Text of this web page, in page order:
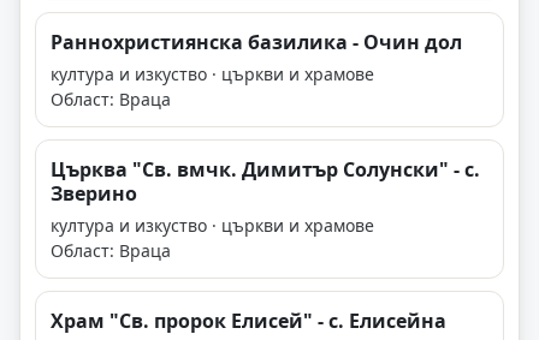
Раннохристиянска базилика - Очин дол
култура и изкуство · църкви и храмове
Област: Враца
Църква "Св. вмчк. Димитър Солунски" - с.
Зверино
култура и изкуство · църкви и храмове
Област: Враца
Храм "Св. пророк Елисей" - с. Елисейна